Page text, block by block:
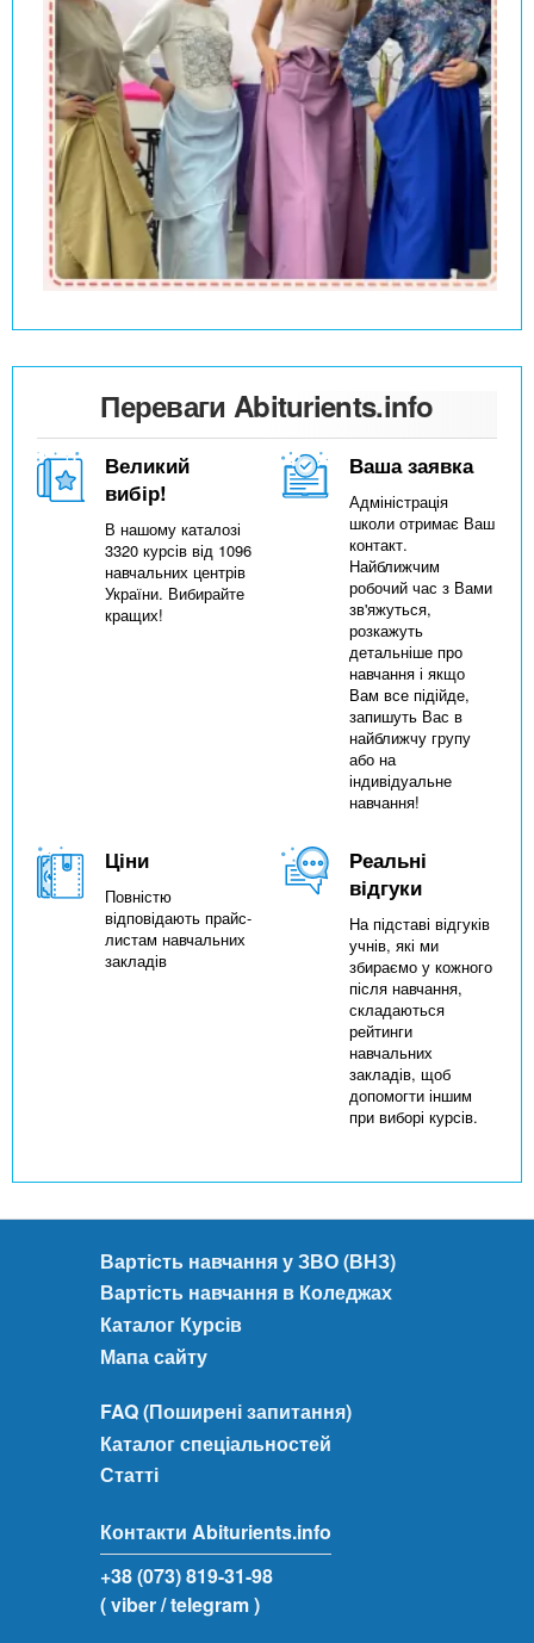
Переваги Abiturients.info
Великий
вибір!
В нашому каталозі
3320 курсів від 1096
навчальних центрів
України. Вибирайте
кращих!
Ваша заявка
Адміністрація
школи отримає Ваш
контакт.
Найближчим
робочий час з Вами
зв'яжуться,
розкажуть
детальніше про
навчання і якщо
Вам все підійде,
запишуть Вас в
найближчу групу
або на
індивідуальне
навчання!
Ціни
Повністю
відповідають прайс-
листам навчальних
закладів
Реальні
відгуки
На підставі відгуків
учнів, які ми
збираємо у кожного
після навчання,
складаються
рейтинги
навчальних
закладів, щоб
допомогти іншим
при виборі курсів.
Вартість навчання у ЗВО (ВНЗ)
Вартість навчання в Коледжах
Каталог Курсів
Мапа сайту
FAQ (Поширені запитання)
Каталог спеціальностей
Статті
Контакти Abiturients.info
+38 (073) 819-31-98
( viber/ telegram )